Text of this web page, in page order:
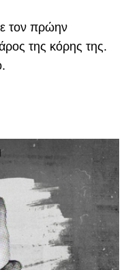
τον πρώην
της κόρης της.